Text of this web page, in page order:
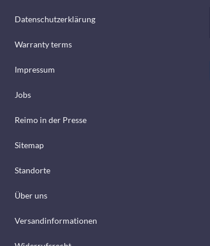
Datenschutzerklärung
Warranty terms
Impressum
Jobs
Reimo in der Presse
Sitemap
Standorte
Über uns
Versandinformationen